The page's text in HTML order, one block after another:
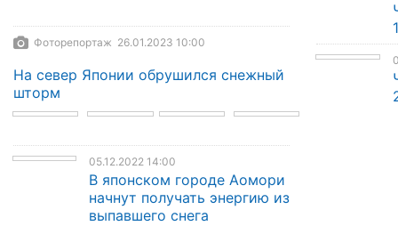
Фоторепортаж 26.01.2023 10:00
На север Японии обрушился снежный
шторм
05.12.2022 14:00
В японском городе Аомори
начнут получать энергию из
выпавшего снега